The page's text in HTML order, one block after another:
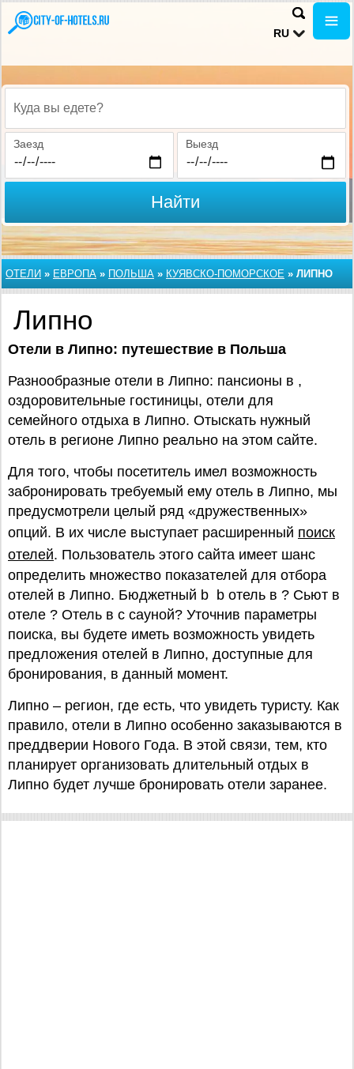
RU
Куда вы едете?
Заезд Выезд
Найти
ОТЕЛИ » ЕВРОПА » ПОЛЬША » КУЯВСКО-ПОМОРСКОЕ » ЛИПНО
Липно
Отели в Липно: путешествие в Польша
Разнообразные отели в Липно: пансионы в ,
оздоровительные гостиницы, отели для
семейного отдыха в Липно. Отыскать нужный
отель в регионе Липно реально на этом сайте.
Для того, чтобы посетитель имел возможность
забронировать требуемый ему отель в Липно, мы
предусмотрели целый ряд «дружественных»
опций. В их числе выступает расширенный поиск
отелей. Пользователь этого сайта имеет шанс
определить множество показателей для отбора
отелей в Липно. Бюджетный b b отель в ? Сьют в
отеле ? Oтель в с сауной? Уточнив параметры
поиска, вы будете иметь возможность увидеть
предложения отелей в Липно, доступные для
бронирования, в данный момент.
Липно – регион, где есть, что увидеть туристу. Как
правило, отели в Липно особенно заказываются в
преддверии Нового Года. В этой связи, тем, кто
планирует организовать длительный отдых в
Липно будет лучше бронировать отели заранее.